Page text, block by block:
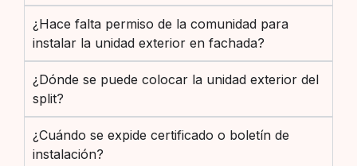
¿Hace falta permiso de la comunidad para
instalar la unidad exterior en fachada?
¿Dónde se puede colocar la unidad exterior del
split?
¿Cuándo se expide certificado o boletín de
instalación?